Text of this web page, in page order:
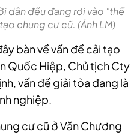
dân đều đang rơi vào "thế
chung cư cũ. (Ảnh LM)
bàn về vấn đề cải tạo
Quốc Hiệp, Chủ tịch Cty
vấn đề giải tỏa đang là
nghiệp.
cư cũ ở Văn Chương